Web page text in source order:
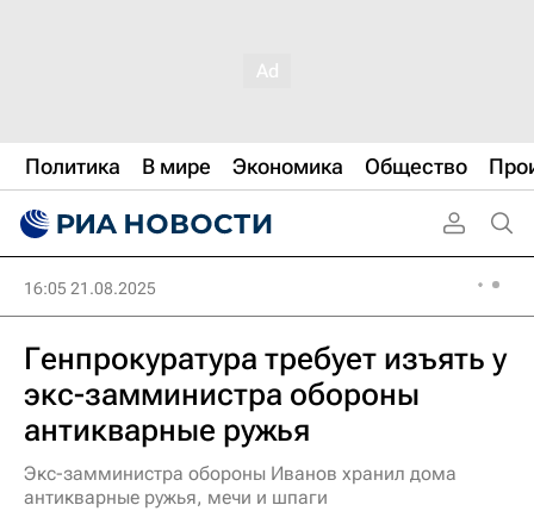
Политика В мире Экономика Общество
16:05 21.08.2025
Генпрокуратура требует изъять у
экс-замминистра обороны
антикварные ружья
Экс-замминистра обороны Иванов хранил дома
антикварные ружья, мечи и шпаги